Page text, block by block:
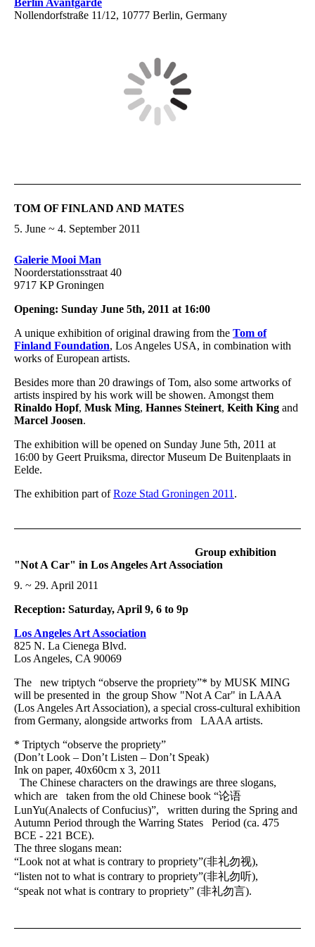
Berlin Avantgarde
Nollendorfstraße 11/12, 10777 Berlin, Germany
TOM OF FINLAND AND MATES
5. June ~ 4. September 2011
Galerie Mooi Man
Noorderstationsstraat 40
9717 KP Groningen
Opening: Sunday June 5th, 2011 at 16:00
A unique exhibition of original drawing from the Tom of
Finland Foundation, Los Angeles USA, in combination with
works of European artists.
Besides more than 20 drawings of Tom, also some artworks of
artists inspired by his work will be showen. Amongst them
Rinaldo Hopf, Musk Ming, Hannes Steinert, Keith King and
Marcel Joosen.
The exhibition will be opened on Sunday June 5th, 2011 at
16:00 by Geert Pruiksma, director Museum De Buitenplaats in
Eelde.
The exhibition part ofRoze Stad Groningen 2011 .
Group exhibition
"Not A Car" in Los Angeles Art Association
9. ~ 29. April 2011
Reception: Saturday, April 9, 6 to 9p
Los Angeles Art Association
825 N. La Cienega Blvd.
Los Angeles, CA 90069
The new triptych “observe the propriety”* by MUSK MING
will be presented in the group Show "Not A Car" in LAAA
(Los Angeles Art Association), a special cross-cultural exhibition
from Germany, alongside artworks from LAAA artists.
* Triptych “observe the propriety”
(Don’t Look – Don’t Listen – Don’t Speak)
Ink on paper, 40x60cm x 3, 2011
The Chinese characters on the drawings are three slogans,
which are taken from the old Chinese book “论语
LunYu(Analects of Confucius)”, written during the Spring and
Autumn Period through the Warring States Period (ca. 475
BCE - 221 BCE).
The three slogans mean:
“Look not at what is contrary to propriety”(非礼勿视),
“listen not to what is contrary to propriety”(非礼勿听),
“speak not what is contrary to propriety” (非礼勿言).